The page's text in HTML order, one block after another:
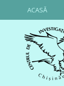
ACASĂ